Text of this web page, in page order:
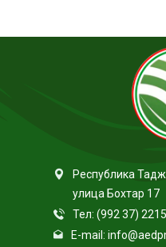
Республика
улица Бохтар 17
Тел: (992 37)
E-mail: